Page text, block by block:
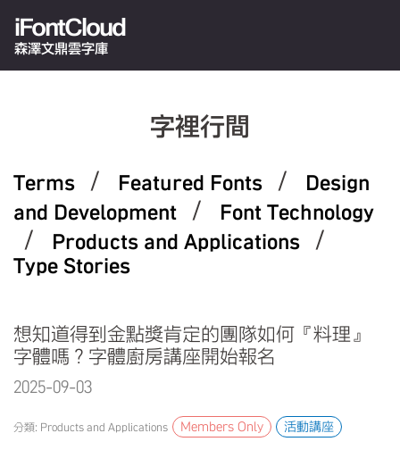
iFontCloud
森澤文鼎雲字庫
字裡行間
Terms / Featured Fonts /
Design
and Development
/ Font Technology
/ Products and Applications /
Type Stories
想知道得到金點獎肯定的團隊如何『料理』
字體嗎？字體廚房講座開始報名
2025-09-03 15:50:35.0
分類: Products and Applications Members Only 活動講座